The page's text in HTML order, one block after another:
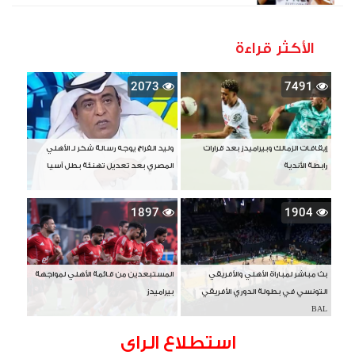
الأكثر قراءة
7491
إيقافات الزمالك وبيراميدز بعد قرارات
رابطة الأندية
2073
وليد الفراج يوجه رسالة شكر لـ الأهلي
المصري بعد تعديل تهنئة بطل آسيا
1904
بث مباشر لمباراة الأهلي والأفريقي
التونسي في بطولة الدوري الأفريقي
BAL
1897
المستبعدين من قائمة الأهلي لمواجهة
بيراميدز
استطلاع الراى